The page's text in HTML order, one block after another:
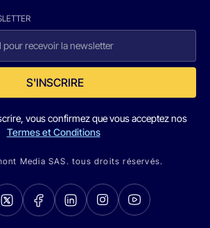
S'INSCRIRE
vous confirmez que vous acceptez nos
Termes et Conditions
Media SAS. tous droits réservés.